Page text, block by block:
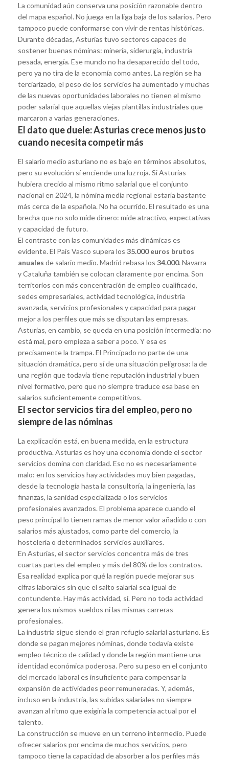
La comunidad aún conserva una posición razonable dentro
del mapa español. No juega en la liga baja de los salarios. Pero
tampoco puede conformarse con vivir de rentas históricas.
Durante décadas, Asturias tuvo sectores capaces de
sostener buenas nóminas: minería, siderurgia, industria
pesada, energía. Ese mundo no ha desaparecido del todo,
pero ya no tira de la economía como antes. La región se ha
terciarizado, el peso de los servicios ha aumentado y muchas
de las nuevas oportunidades laborales no tienen el mismo
poder salarial que aquellas viejas plantillas industriales que
marcaron a varias generaciones.
El dato que duele: Asturias crece menos justo
cuando necesita competir más
El salario medio asturiano no es bajo en términos absolutos,
pero su evolución sí enciende una luz roja. Si Asturias
hubiera crecido al mismo ritmo salarial que el conjunto
nacional en 2024, la nómina media regional estaría bastante
más cerca de la española. No ha ocurrido. El resultado es una
brecha que no solo mide dinero: mide atractivo, expectativas
y capacidad de futuro.
El contraste con las comunidades más dinámicas es
evidente. El País Vasco supera los 35.000 euros brutos
anuales de salario medio. Madrid rebasa los 34.000. Navarra
y Cataluña también se colocan claramente por encima. Son
territorios con más concentración de empleo cualificado,
sedes empresariales, actividad tecnológica, industria
avanzada, servicios profesionales y capacidad para pagar
mejor a los perfiles que más se disputan las empresas.
Asturias, en cambio, se queda en una posición intermedia: no
está mal, pero empieza a saber a poco. Y esa es
precisamente la trampa. El Principado no parte de una
situación dramática, pero sí de una situación peligrosa: la de
una región que todavía tiene reputación industrial y buen
nivel formativo, pero que no siempre traduce esa base en
salarios suficientemente competitivos.
El sector servicios tira del empleo, pero no
siempre de las nóminas
La explicación está, en buena medida, en la estructura
productiva. Asturias es hoy una economía donde el sector
servicios domina con claridad. Eso no es necesariamente
malo: en los servicios hay actividades muy bien pagadas,
desde la tecnología hasta la consultoría, la ingeniería, las
finanzas, la sanidad especializada o los servicios
profesionales avanzados. El problema aparece cuando el
peso principal lo tienen ramas de menor valor añadido o con
salarios más ajustados, como parte del comercio, la
hostelería o determinados servicios auxiliares.
En Asturias, el sector servicios concentra más de tres
cuartas partes del empleo y más del 80% de los contratos.
Esa realidad explica por qué la región puede mejorar sus
cifras laborales sin que el salto salarial sea igual de
contundente. Hay más actividad, sí. Pero no toda actividad
genera los mismos sueldos ni las mismas carreras
profesionales.
La industria sigue siendo el gran refugio salarial asturiano. Es
donde se pagan mejores nóminas, donde todavía existe
empleo técnico de calidad y donde la región mantiene una
identidad económica poderosa. Pero su peso en el conjunto
del mercado laboral es insuficiente para compensar la
expansión de actividades peor remuneradas. Y, además,
incluso en la industria, las subidas salariales no siempre
avanzan al ritmo que exigiría la competencia actual por el
talento.
La construcción se mueve en un terreno intermedio. Puede
ofrecer salarios por encima de muchos servicios, pero
tampoco tiene la capacidad de absorber a los perfiles más